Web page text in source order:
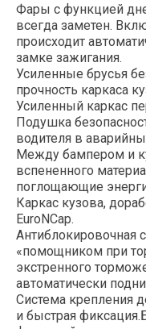
Фары с функцией
всегда заметен.
происходит
замке зажигания.
Усиленные брусья
прочность каркаса
Усиленный каркас
Подушка
водителя в
Между бампером и
вспененного
поглощающие
Каркас кузова,
EuroNCap.
Антиблокировочная
«помощником при
экстренного
автоматически
Система крепления
и быстрая